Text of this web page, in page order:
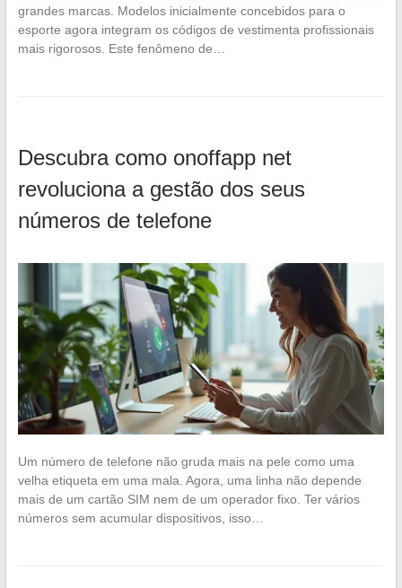
grandes marcas. Modelos inicialmente concebidos para o
esporte agora integram os códigos de vestimenta profissionais
mais rigorosos. Este fenômeno de…
Descubra como onoffapp net
revoluciona a gestão dos seus
números de telefone
Um número de telefone não gruda mais na pele como uma
velha etiqueta em uma mala. Agora, uma linha não depende
mais de um cartão SIM nem de um operador fixo. Ter vários
números sem acumular dispositivos, isso…